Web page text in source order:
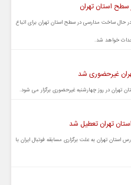
استان تهران
حال ساخت مدارسی در سطح استان تهران برای اتباع
خواهد شد.
غیرحضوری شد
تهران در روز چهارشنبه غیرحضوری برگزار می شود.
تهران تعطیل شد
استان تهران به علت برگزاری مسابقه فوتبال ایران با